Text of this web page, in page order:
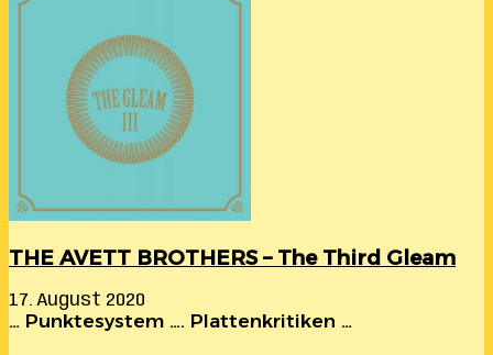
THE AVETT BROTHERS – The Third Gleam
17. August 2020
… Punktesystem …. Plattenkritiken …